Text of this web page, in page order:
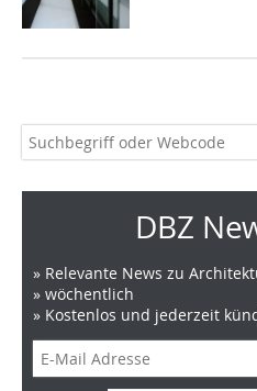
DBZ
» Relevante News zu
» wöchentlich
» Kostenlos und jederzeit